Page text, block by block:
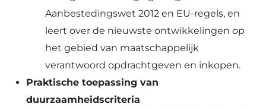
Aanbestedingswet 2012 en EU-regels, en
leert over de nieuwste ontwikkelingen op
het gebied van maatschappelijk
verantwoord opdrachtgeven en inkopen.
Praktische toepassing van
duurzaamheidscriteria